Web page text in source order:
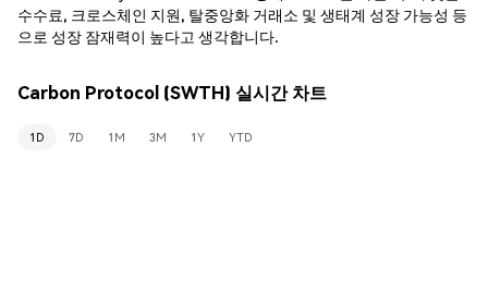
수수료, 크로스체인 지원, 탈중앙화 거래소 및 생태계 성장 가능성 등
으로 성장 잠재력이 높다고 생각합니다.
Carbon Protocol (SWTH) 실시간 차트
1D 7D 1M 3M 1Y YTD